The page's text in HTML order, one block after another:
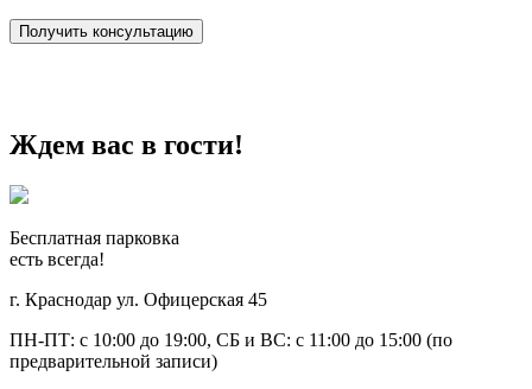
Ждем вас в гости!
Бесплатная парковка
есть всегда!
г. Краснодар ул. Офицерская 45
ПН-ПТ: с 10:00 до 19:00, СБ и ВС: с 11:00 до 15:00 (по
предварительной записи)